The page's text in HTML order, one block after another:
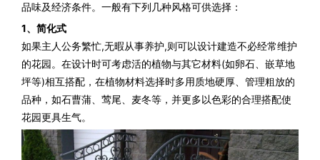
品味及经济条件。 一般有下列几种风格可供选择：
1、简化式
如果主人公务繁忙,无暇从事养护,则可以设计建造不必经常维护
的花园。 在设计时可考虑活的植物与其它材料(如卵石、嵌草地
坪等)相互搭配，在植物材料选择时多用质地硬厚、管理粗放的
品种，如石曹蒲、莺尾、 麦冬等，并更多以色彩的合理搭配使
花园更具生气。